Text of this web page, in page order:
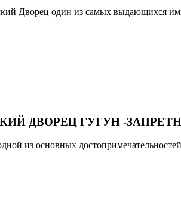
Дворец один из самых выдающихся
ДВОРЕЦ ГУГУН -
из основных